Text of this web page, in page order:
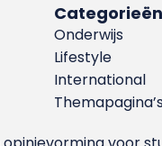
Categorieën
Onderwijs
Lifestyle
International
Themapagina’s